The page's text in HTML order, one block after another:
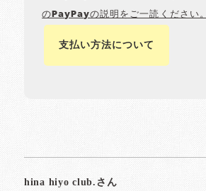
のPayPayの説明をご一読ください。
支払い方法について